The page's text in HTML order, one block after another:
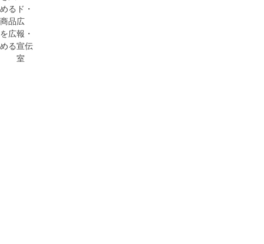
める
商品
を広
める
ド・
広
報・
宣伝
室